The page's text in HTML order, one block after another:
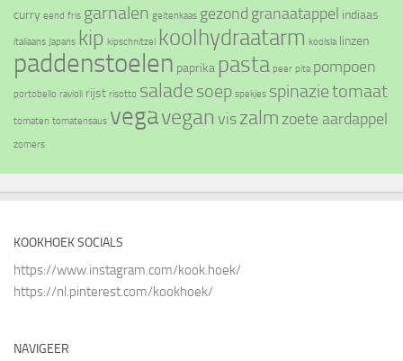
curry eend fris garnalen geitenkaas gezond granaatappel indiaas
italiaans Japans kip kipschnitzel koolhydraatarm koolsla linzen
paddenstoelen paprika pasta peer pita pompoen
portobello ravioli rijst risotto salade soep spekjes spinazietomaat
tomaten tomatensaus vegavegan vis zalm zoete aardappel
zomers
KOOKHOEK SOCIALS
https://www.instagram.com/kook.hoek/
https://nl.pinterest.com/kookhoek/
NAVIGEER